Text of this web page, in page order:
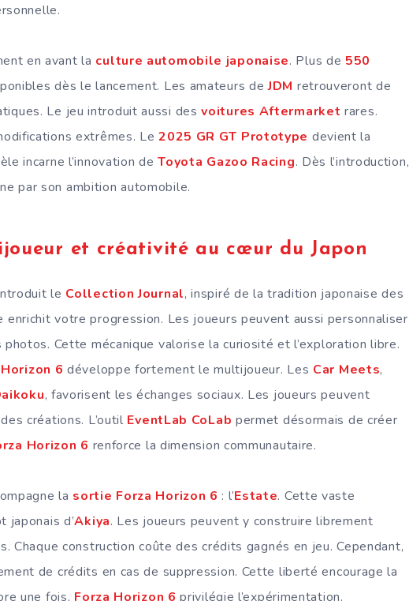
en avant la culture automobile japonaise. Plus de 550
dès le lancement. Les amateurs deJDM retrouveront de
Le jeu introduit aussi desvoitures Aftermarket rares.
extrêmes. Le2025 GR GT Prototype devient la
incarne l’innovation deToyota Gazoo Racing. Dès l’introduction,
par son ambition automobile.
et créativité au cœur du Japon
le Collection Journal, inspiré de la tradition japonaise des
enrichit votre progression. Les joueurs peuvent aussi personnaliser
Cette mécanique valorise la curiosité et l’exploration libre.
6 développe fortement le multijoueur. Les Car Meets,
, favorisent les échanges sociaux. Les joueurs peuvent
créations. L’outil EventLab CoLab permet désormais de créer
Horizon 6 renforce la dimension communautaire.
la sortie Forza Horizon 6 : l’Estate. Cette vaste
japonais d’Akiya. Les joueurs peuvent y construire librement
Chaque construction coûte des crédits gagnés en jeu. Cependant,
de crédits en cas de suppression. Cette liberté encourage la
une fois, Forza Horizon 6 privilégie l’expérimentation.